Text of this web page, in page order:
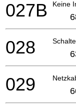
Keine
027B
028
029